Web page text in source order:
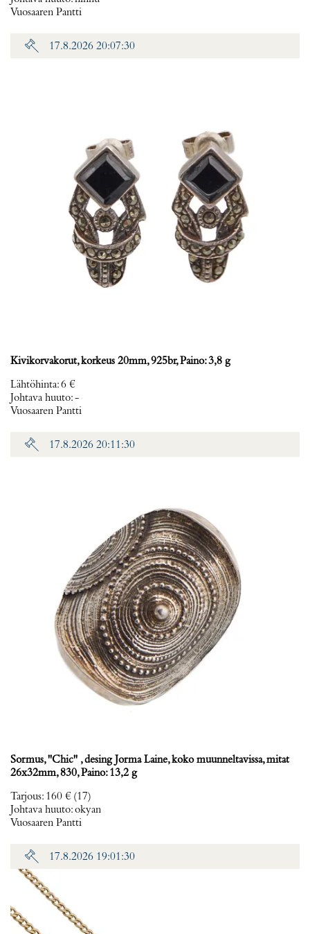
Vuosaaren Pantti
17.8.2026 20:07:30
Kivikorvakorut, korkeus 20mm, 925br, Paino: 3,8 g
Lähtöhinta:6 €
Johtava huuto:-
Vuosaaren Pantti
17.8.2026 20:11:30
Sormus, ''Chic'' , desing Jorma Laine, koko muunneltavissa, mitat
26x32mm, 830, Paino: 13,2 g
Tarjous: 160 € (17)
Johtava huuto:okyan
Vuosaaren Pantti
17.8.2026 19:01:30